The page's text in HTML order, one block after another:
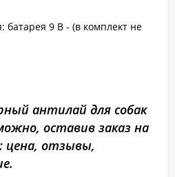
батарея 9 В - (в комплект не
антилай для собак
оставив заказ на
цена, отзывы,